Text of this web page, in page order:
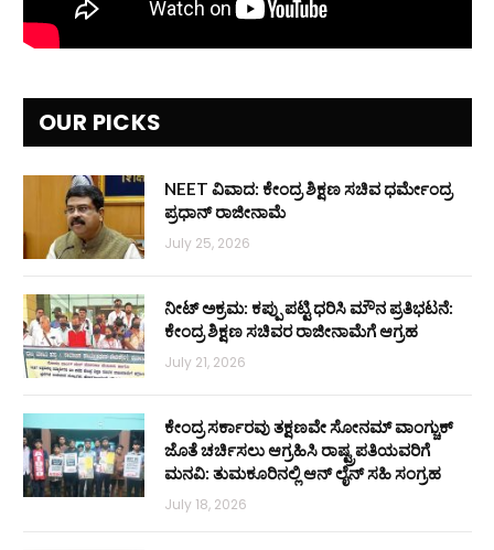
OUR PICKS
NEET ವಿವಾದ: ಕೇಂದ್ರ ಶಿಕ್ಷಣ ಸಚಿವ ಧರ್ಮೇಂದ್ರ
ಪ್ರಧಾನ್ ರಾಜೀನಾಮೆ
July 25, 2026
ನೀಟ್ ಅಕ್ರಮ: ಕಪ್ಪು ಪಟ್ಟಿ ಧರಿಸಿ ಮೌನ ಪ್ರತಿಭಟನೆ:
ಕೇಂದ್ರ ಶಿಕ್ಷಣ ಸಚಿವರ ರಾಜೀನಾಮೆಗೆ ಆಗ್ರಹ
July 21, 2026
ಕೇಂದ್ರ ಸರ್ಕಾರವು ತಕ್ಷಣವೇ ಸೋನಮ್ ವಾಂಗ್ಚುಕ್
ಜೊತೆ ಚರ್ಚಿಸಲು ಆಗ್ರಹಿಸಿ ರಾಷ್ಟ್ರಪತಿಯವರಿಗೆ
ಮನವಿ: ತುಮಕೂರಿನಲ್ಲಿ ಆನ್‌ ಲೈನ್ ಸಹಿ ಸಂಗ್ರಹ
July 18, 2026